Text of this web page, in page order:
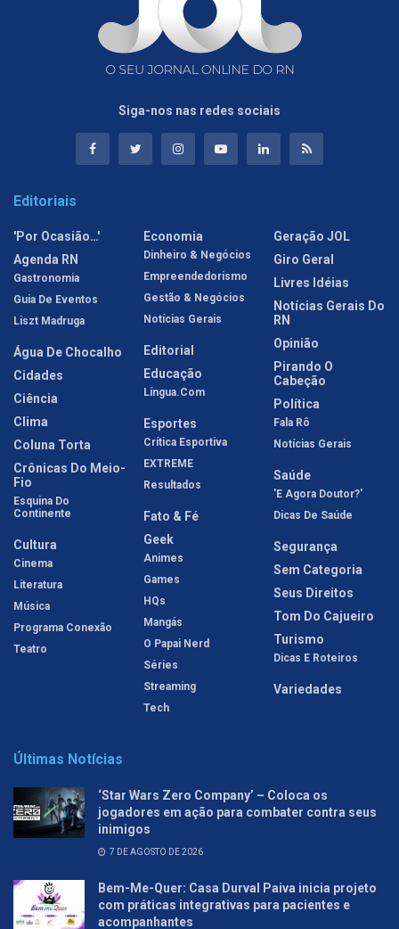
Siga-nos nas redes sociais
Editoriais
'Por Ocasião…'
Agenda RN
Gastronomia
Guia De Eventos
Liszt Madruga
Água De Chocalho
Cidades
Ciência
Clima
Coluna Torta
Crônicas Do Meio-
Fio
Esquina Do
Continente
Cultura
Cinema
Literatura
Música
Programa Conexão
Teatro
Economia
Dinheiro & Negócios
Empreendedorismo
Gestão & Negócios
Notícias Gerais
Editorial
Educação
Língua.com
Esportes
Crítica Esportiva
EXTREME
Resultados
Fato & Fé
Geek
Animes
Games
HQs
Mangás
O Papai Nerd
Séries
Streaming
Tech
Geração JOL
Giro Geral
Livres Idéias
Notícias Gerais Do
RN
Opinião
Pirando O
Cabeção
Política
Fala Rô
Notícias Gerais
Saúde
'E Agora Doutor?'
Dicas De Saúde
Segurança
Sem Categoria
Seus Direitos
Tom Do Cajueiro
Turismo
Dicas E Roteiros
Variedades
Últimas Notícias
‘Star Wars Zero Company’ – Coloca os
jogadores em ação para combater contra seus
inimigos
7 DE AGOSTO DE 2026
Bem-Me-Quer: Casa Durval Paiva inicia projeto
com práticas integrativas para pacientes e
acompanhantes